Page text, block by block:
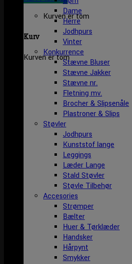
Kurven er tom
Kurv
Kurven er tom
Dame
Herre
Jodhpurs
Vinter
Konkurrence
Stævne Bluser
Stævne Jakker
Stævne nr.
Fletning mv.
Brocher & Slipsenåle
Plastroner & Slips
Støvler
Jodhpurs
Kunststof lange
Leggings
Læder Lange
Stald Støvler
Støvle Tilbehør
Accesories
Strømper
Bælter
Huer & Tørklæder
Handsker
Hårpynt
Smykker